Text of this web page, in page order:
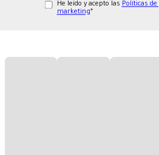
He leído y acepto las Políticas de
marketing*